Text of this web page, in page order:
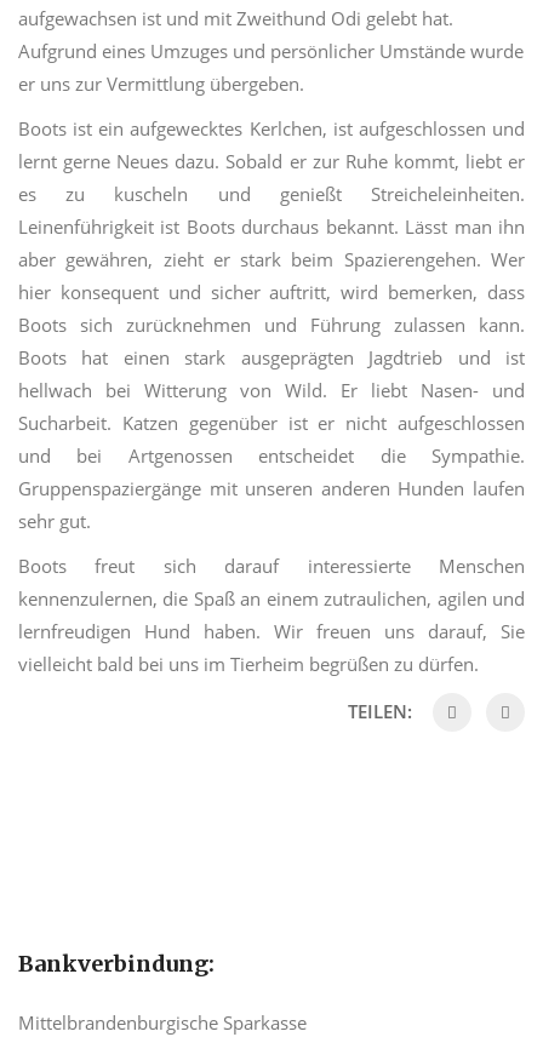
aufgewachsen ist und mit Zweithund Odi gelebt hat.
Aufgrund eines Umzuges und persönlicher Umstände wurde
er uns zur Vermittlung übergeben.
Boots ist ein aufgewecktes Kerlchen, ist aufgeschlossen und
lernt gerne Neues dazu. Sobald er zur Ruhe kommt, liebt er
es zu kuscheln und genießt Streicheleinheiten.
Leinenführigkeit ist Boots durchaus bekannt. Lässt man ihn
aber gewähren, zieht er stark beim Spazierengehen. Wer
hier konsequent und sicher auftritt, wird bemerken, dass
Boots sich zurücknehmen und Führung zulassen kann.
Boots hat einen stark ausgeprägten Jagdtrieb und ist
hellwach bei Witterung von Wild. Er liebt Nasen- und
Sucharbeit. Katzen gegenüber ist er nicht aufgeschlossen
und bei Artgenossen entscheidet die Sympathie.
Gruppenspaziergänge mit unseren anderen Hunden laufen
sehr gut.
Boots freut sich darauf interessierte Menschen
kennenzulernen, die Spaß an einem zutraulichen, agilen und
lernfreudigen Hund haben. Wir freuen uns darauf, Sie
vielleicht bald bei uns im Tierheim begrüßen zu dürfen.
TEILEN:
Bankverbindung:
Mittelbrandenburgische Sparkasse